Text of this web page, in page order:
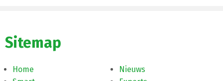
Sitemap
Home
Nieuws